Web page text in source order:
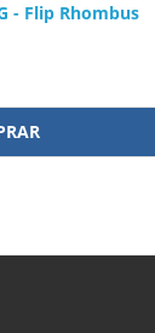
- Flip Rhombus